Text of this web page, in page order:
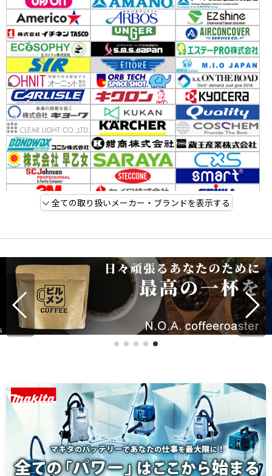
全ての取り扱いメーカー・ブランドを表示する